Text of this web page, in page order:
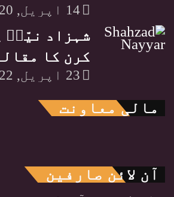
14 اپریل, 2020
شہزاد نیّرؔ
کرن کا
23 اپریل, 2022
مالی معاونت
آن لائن صارفین